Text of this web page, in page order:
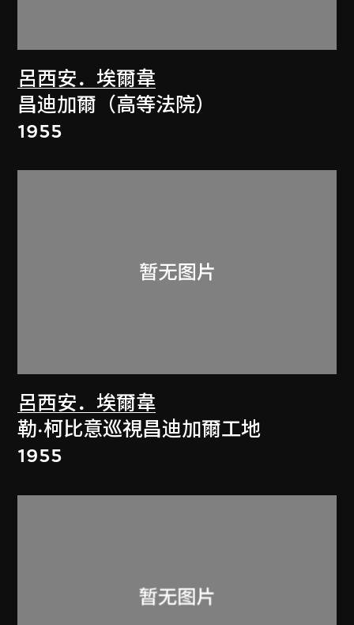
呂西安．埃爾韋
昌迪加爾（高等法院）
1955
呂西安．埃爾韋
勒·柯比意巡視昌迪加爾工地
1955